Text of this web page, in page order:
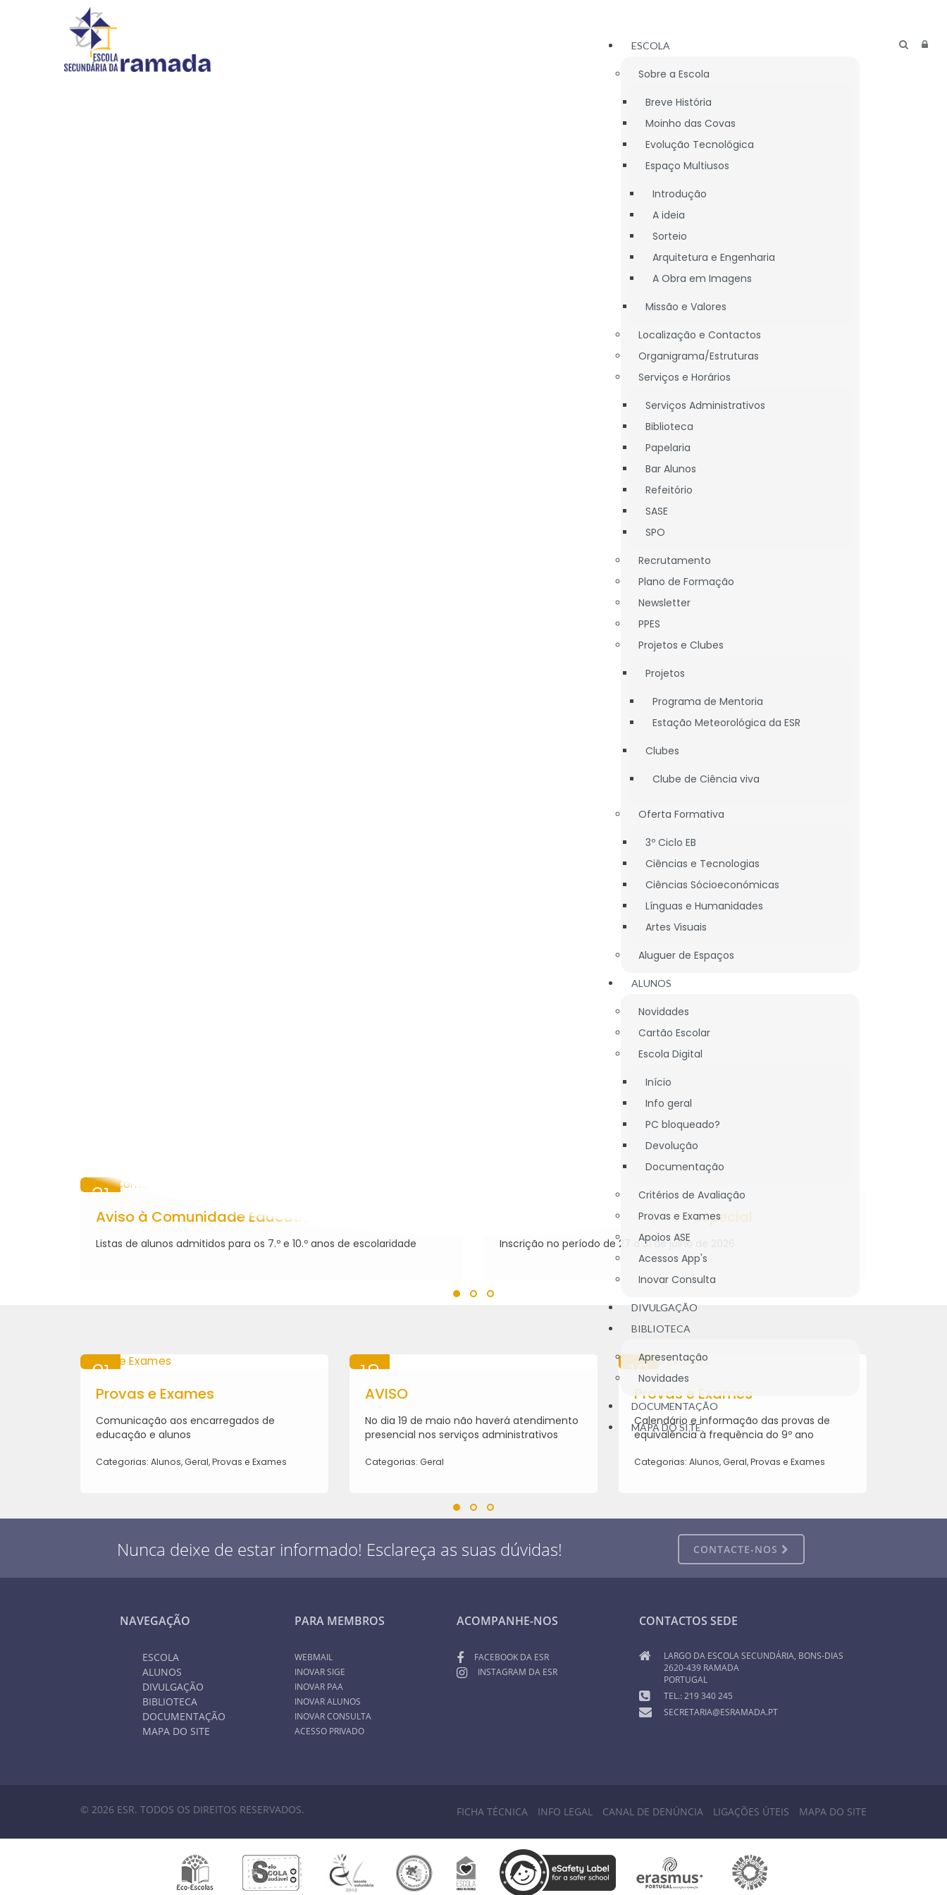
ESCOLA
Sobre a Escola
Breve História
Moinho das Covas
Evolução Tecnológica
Espaço Multiusos
Introdução
A ideia
Sorteio
Arquitetura e Engenharia
A Obra em Imagens
Missão e Valores
Localização e Contactos
Organigrama/Estruturas
Serviços e Horários
Serviços Administrativos
Biblioteca
Papelaria
Bar Alunos
Refeitório
SASE
SPO
Recrutamento
Plano de Formação
Newsletter
PPES
Projetos e Clubes
Projetos
Programa de Mentoria
Estação Meteorológica da ESR
Clubes
Clube de Ciência viva
Oferta Formativa
3º Ciclo EB
Ciências e Tecnologias
Ciências Sócioeconómicas
Línguas e Humanidades
Artes Visuais
Aluguer de Espaços
ALUNOS
Novidades
Cartão Escolar
Escola Digital
Início
Info geral
PC bloqueado?
Devolução
Documentação
Critérios de Avaliação
Provas e Exames
Apoios ASE
Acessos App's
Inovar Consulta
DIVULGAÇÃO
BIBLIOTECA
Apresentação
Novidades
DOCUMENTAÇÃO
MAPA DO SITE
APOIO TÉCNICO
31
JUL
2026
Aviso à Comunidade Educativa
Listas de alunos admitidos para os 7.º e 10.º anos de escolaridade
Provas e exames na época especial
Inscrição no período de 27 a 31 de julho de 2026
21
MAI
2026
Provas e Exames
Comunicação aos encarregados de
educação e alunos
Categorias: Alunos, Geral, Provas e Exames
18
MAI
2026
AVISO
No dia 19 de maio não haverá atendimento
presencial nos serviços administrativos
Categorias: Geral
18
MAI
2026
Provas e Exames
Calendário e informação das provas de
equivalência à frequência do 9º ano
Categorias: Alunos, Geral, Provas e Exames
Nunca deixe de estar informado! Esclareça as suas dúvidas! CONTACTE-NOS
NAVEGAÇÃO
ESCOLA
ALUNOS
DIVULGAÇÃO
BIBLIOTECA
DOCUMENTAÇÃO
MAPA DO SITE
PARA MEMBROS
WEBMAIL
INOVAR SIGE
INOVAR PAA
INOVAR ALUNOS
INOVAR CONSULTA
ACESSO PRIVADO
ACOMPANHE-NOS
FACEBOOK DA ESR
INSTAGRAM DA ESR
CONTACTOS SEDE
LARGO DA ESCOLA SECUNDÁRIA, BONS-DIAS
2620-439 RAMADA
PORTUGAL
TEL.: 219 340 245
SECRETARIA@ESRAMADA.PT
© 2026 ESR. TODOS OS DIREITOS RESERVADOS. FICHA TÉCNICA INFO LEGAL CANAL DE DENÚNCIA LIGAÇÕES ÚTEIS MAPA DO SITE